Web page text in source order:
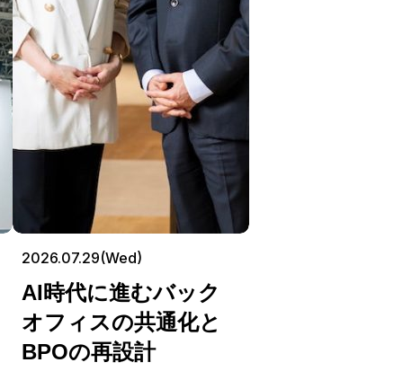
2026.07.29(Wed)
AI時代に進むバック
オフィスの共通化と
BPOの再設計